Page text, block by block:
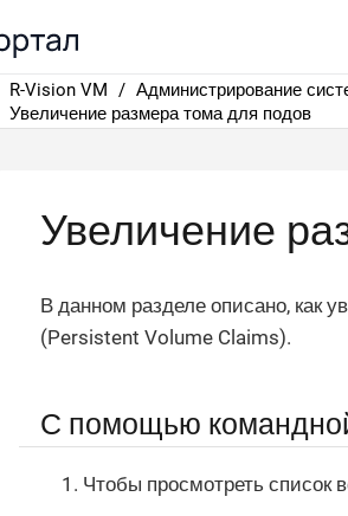
R-Vision VM Администрирование
Увеличение размера тома для подов
Увеличение
В данном разделе описано, как
(Persistent Volume Claims).
С помощью
Чтобы просмотреть список